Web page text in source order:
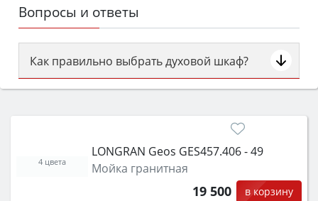
Вопросы и ответы
Как правильно выбрать духовой шкаф?
Сначала определитесь с типом (газовый или
затем смотрите на объём 50–70 л для семьи,
функции (конвекция, гриль, самоочистка,
защита от детей).
LONGRAN Geos GES457.406 - 49
Мойка гранитная
19 500 в корзину
4 цвета